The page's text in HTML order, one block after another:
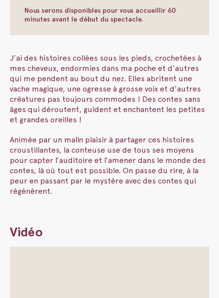
Nous serons disponibles pour vous accueillir 60
minutes avant le début du spectacle.
J’ai des histoires collées sous les pieds, crochetées à
mes cheveux, endormies dans ma poche et d’autres
qui me pendent au bout du nez. Elles abritent une
vache magique, une ogresse à grosse voix et d’autres
créatures pas toujours commodes ! Des contes sans
âges qui déroutent, guident et enchantent les petites
et grandes oreilles !
Animée par un malin plaisir à partager ces histoires
croustillantes, la conteuse use de tous ses moyens
pour capter l’auditoire et l’amener dans le monde des
contes, là où tout est possible. On passe du rire, à la
peur en passant par le mystère avec des contes qui
régénèrent.
Vidéo